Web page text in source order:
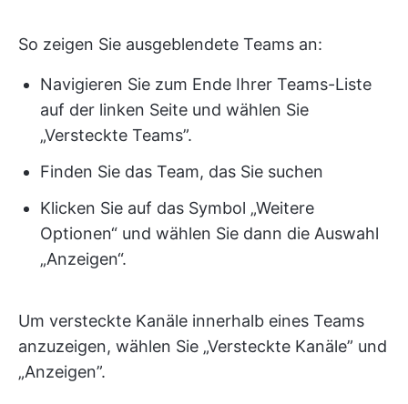
So zeigen Sie ausgeblendete Teams an:
Navigieren Sie zum Ende Ihrer Teams-Liste
auf der linken Seite und wählen Sie
„Versteckte Teams”.
Finden Sie das Team, das Sie suchen
Klicken Sie auf das Symbol „Weitere
Optionen“ und wählen Sie dann die Auswahl
„Anzeigen“.
Um versteckte Kanäle innerhalb eines Teams
anzuzeigen, wählen Sie „Versteckte Kanäle” und
„Anzeigen”.